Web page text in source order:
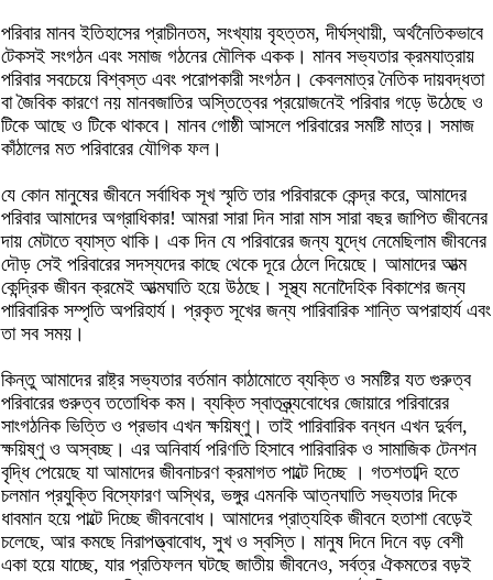
পরিবার মানব ইতিহাসের প্রাচীনতম, সংখ্যায় বৃহত্তম, দীর্ঘস্থায়ী, অর্থনৈতিকভাবে
টেকসই সংগঠন এবং সমাজ গঠনের মৌলিক একক। মানব সভ্যতার ক্রমযাত্রায়
পরিবার সবচেয়ে বিশ্বস্ত এবং পরোপকারী সংগঠন। কেবলমাত্র নৈতিক দায়বদ্ধতা
বা জৈবিক কারণে নয় মানবজাতির অস্তিত্বের প্রয়োজনেই পরিবার গড়ে উঠেছে ও
টিকে আছে ও টিকে থাকবে। মানব গোষ্ঠী আসলে পরিবারের সমষ্টি মাত্র। সমাজ
কাঁঠালের মত পরিবারের যৌগিক ফল।
যে কোন মানুষের জীবনে সর্বাধিক সূখ স্মৃতি তার পরিবারকে কেন্দ্র করে, আমাদের
পরিবার আমাদের অগ্রাধিকার! আমরা সারা দিন সারা মাস সারা বছর জাপিত জীবনের
দায় মেটাতে ব্যাস্ত থাকি। এক দিন যে পরিবারের জন্য যুদ্ধে নেমেছিলাম জীবনের
দৌড় সেই পরিবারের সদস্যদের কাছে থেকে দূরে ঠেলে দিয়েছে। আমাদের আত্ম
কেন্দ্রিক জীবন ক্রমেই আত্মঘাতি হয়ে উঠছে। সূস্থ্য মনোদৈহিক বিকাশের জন্য
পারিবারিক সম্পৃতি অপরিহার্য। প্রকৃত সূখের জন্য পারিবারিক শান্তি অপরাহার্য এবং
তা সব সময়।
কিন্তু আমাদের রাষ্ট্র সভ্যতার বর্তমান কাঠামোতে ব্যক্তি ও সমষ্টির যত গুরুত্ব
পরিবারের গুরুত্ব ততোধিক কম। ব্যক্তি স্বাতন্ত্র্যবোধের জোয়ারে পরিবারের
সাংগঠনিক ভিত্তি ও প্রভাব এখন ক্ষয়িষ্ণু। তাই পারিবারিক বন্ধন এখন দুর্বল,
ক্ষয়িষ্ণু ও অস্বচ্ছ। এর অনিবার্য পরিণতি হিসাবে পারিবারিক ও সামাজিক টেনশন
বৃদ্ধি পেয়েছে যা আমাদের জীবনাচরণ ক্রমাগত পাল্টে দিচ্ছে । গতশতাব্দি হতে
চলমান প্রযুক্তি বিস্ফোরণ অস্থির, ভঙ্গুর এমনকি আত্নঘাতি সভ্যতার দিকে
ধাবমান হয়ে পাল্টে দিচ্ছে জীবনবোধ। আমাদের প্রাত্যহিক জীবনে হতাশা বেড়েই
চলেছে, আর কমছে নিরাপত্ত্বাবোধ, সুখ ও স্বস্তি। মানুষ দিনে দিনে বড় বেশী
একা হয়ে যাচ্ছে, যার প্রতিফলন ঘটছে জাতীয় জীবনেও, সর্বত্র ঐকমতের বড়ই